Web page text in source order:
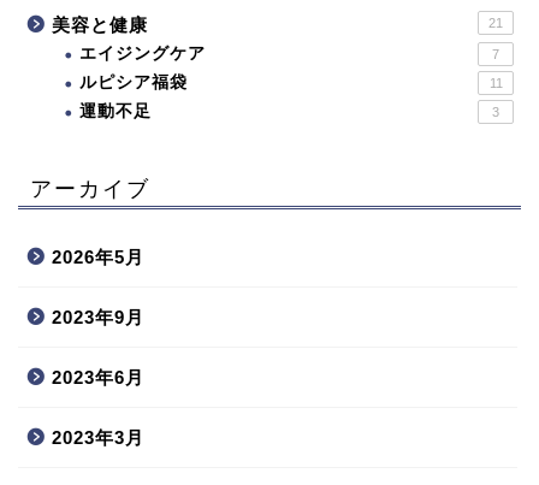
美容と健康 21
エイジングケア 7
ルピシア福袋 11
運動不足 3
アーカイブ
2026年5月
2023年9月
2023年6月
2023年3月